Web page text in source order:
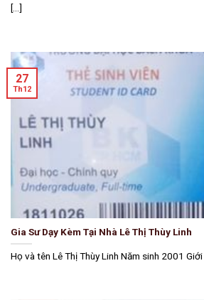
[...]
Gia Sư Dạy Kèm Tại Nhà Lê Thị Thùy Linh
Họ và tên Lê Thị Thùy Linh Năm sinh 2001
27
Th12